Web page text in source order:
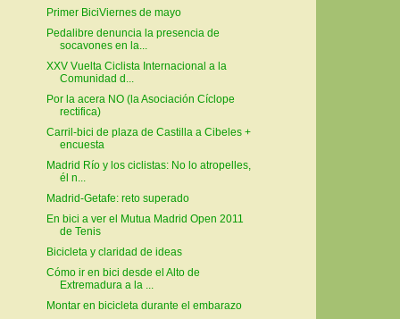
Primer BiciViernes de mayo
Pedalibre denuncia la presencia de
socavones en la...
XXV Vuelta Ciclista Internacional a la
Comunidad d...
Por la acera NO (la Asociación Cíclope
rectifica)
Carril-bici de plaza de Castilla a Cibeles +
encuesta
Madrid Río y los ciclistas: No lo atropelles,
él n...
Madrid-Getafe: reto superado
En bici a ver el Mutua Madrid Open 2011
de Tenis
Bicicleta y claridad de ideas
Cómo ir en bici desde el Alto de
Extremadura a la ...
Montar en bicicleta durante el embarazo